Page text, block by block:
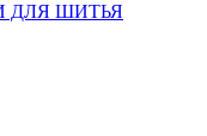
ДЛЯ ШИТЬЯ